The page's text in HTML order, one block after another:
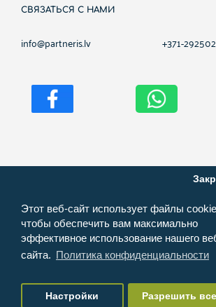
Этот веб-сайт использует файлы
чтобы обеспечить вам максимально
эффективное использование нашего
сайта. Политика конфиденциальности
Настройки Разрешить все
СВЯЗАТЬСЯ С НАМИ
info@partneris.lv +371-
Разработка интернет-магазинов,
создание и обслуживание сайтов от
Partneris.lv